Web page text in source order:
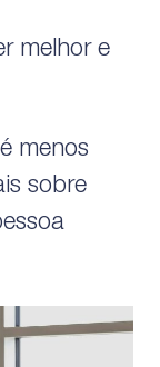
melhor e
menos
sobre